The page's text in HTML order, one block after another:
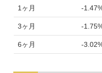
1ヶ月 -
3ヶ月 -
6ヶ月 -